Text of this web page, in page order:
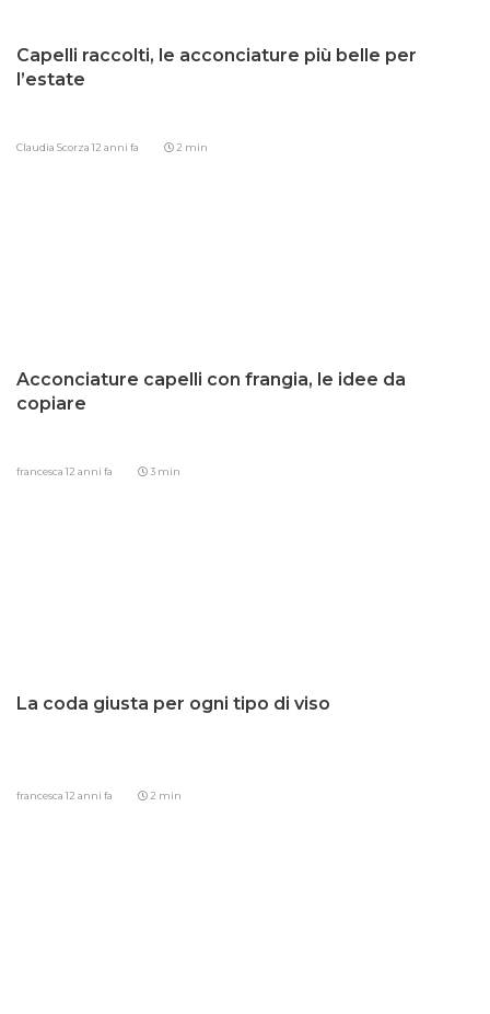
Capelli raccolti, le acconciature più belle per
l’estate
Claudia Scorza12 anni fa 2 min
Acconciature capelli con frangia, le idee da
copiare
francesca12 anni fa 3 min
La coda giusta per ogni tipo di viso
francesca12 anni fa 2 min